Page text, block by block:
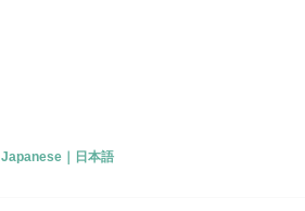
Japanese｜日本語